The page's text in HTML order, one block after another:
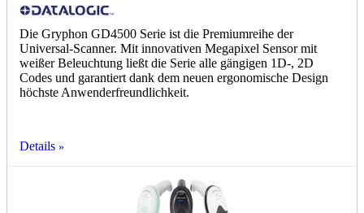
Die Gryphon GD4500 Serie ist die Premiumreihe der
Universal-Scanner. Mit innovativen Megapixel Sensor mit
weißer Beleuchtung ließt die Serie alle gängigen 1D-, 2D
Codes und garantiert dank dem neuen ergonomische Design
höchste Anwenderfreundlichkeit.
Details